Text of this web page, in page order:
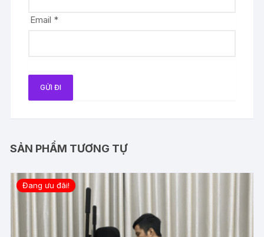
Email *
SẢN PHẨM TƯƠNG TỰ
Đang ưu đãi!